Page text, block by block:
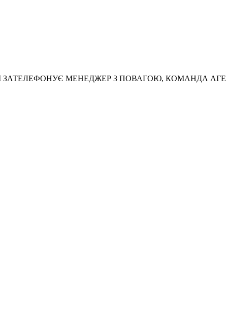
МЕНЕДЖЕР З ПОВАГОЮ, КОМАНДА